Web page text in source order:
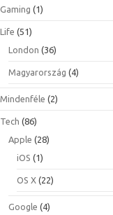
Gaming (1)
Life (51)
London (36)
Magyarország (4)
Mindenféle (2)
Tech (86)
Apple (28)
iOS (1)
OS X (22)
Google (4)